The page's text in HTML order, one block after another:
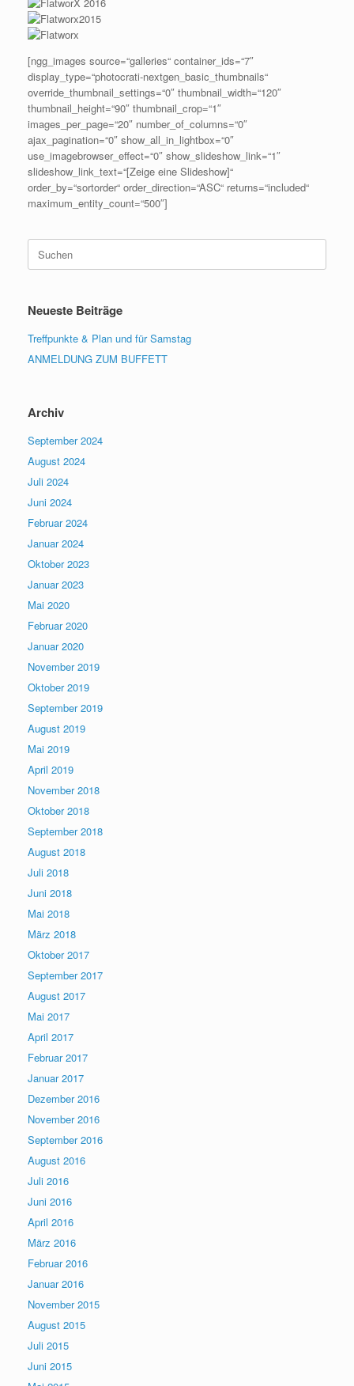
[ngg_images source=“galleries“ container_ids=“7″
display_type=“photocrati-nextgen_basic_thumbnails“
override_thumbnail_settings=“0″ thumbnail_width=“120″
thumbnail_height=“90″ thumbnail_crop=“1″
images_per_page=“20″ number_of_columns=“0″
ajax_pagination=“0″ show_all_in_lightbox=“0″
use_imagebrowser_effect=“0″ show_slideshow_link=“1″
slideshow_link_text=“[Zeige eine Slideshow]“
order_by=“sortorder“ order_direction=“ASC“ returns=“included“
maximum_entity_count=“500″]
nach:
Neueste Beiträge
Treffpunkte & Plan und für Samstag
ANMELDUNG ZUM BUFFETT
Archiv
September 2024
August 2024
Juli 2024
Juni 2024
Februar 2024
Januar 2024
Oktober 2023
Januar 2023
Mai 2020
Februar 2020
Januar 2020
November 2019
Oktober 2019
September 2019
August 2019
Mai 2019
April 2019
November 2018
Oktober 2018
September 2018
August 2018
Juli 2018
Juni 2018
Mai 2018
März 2018
Oktober 2017
September 2017
August 2017
Mai 2017
April 2017
Februar 2017
Januar 2017
Dezember 2016
November 2016
September 2016
August 2016
Juli 2016
Juni 2016
April 2016
März 2016
Februar 2016
Januar 2016
November 2015
August 2015
Juli 2015
Juni 2015